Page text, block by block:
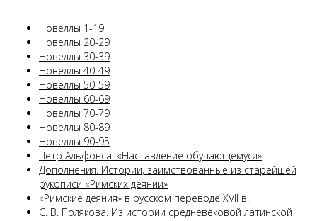
Новеллы 1-19
Новеллы 20-29
Новеллы 30-39
Новеллы 40-49
Новеллы 50-59
Новеллы 60-69
Новеллы 70-79
Новеллы 80-89
Новеллы 90-95
Петр Альфонса. «Наставление обучающемуся»
Дополнения. Истории, заимствованные из старейшей
рукописи «Римских деянии»
«Римские деяния» в русском переводе XVII в.
С. В. Полякова. Из истории средневековой латинской